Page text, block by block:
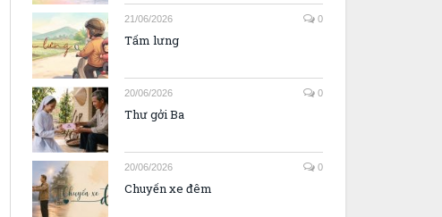
21/06/2026 0
Tấm lưng
20/06/2026 0
Thư gởi Ba
20/06/2026 0
Chuyến xe đêm